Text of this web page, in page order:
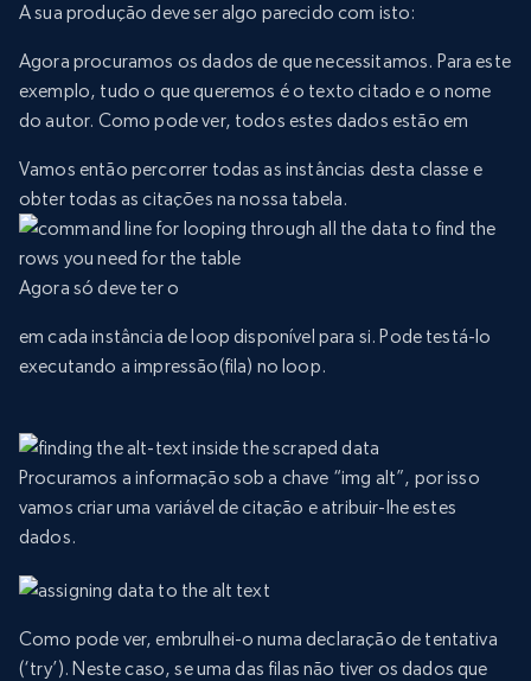
A sua produção deve ser algo parecido com isto:
Agora procuramos os dados de que necessitamos. Para este
exemplo, tudo o que queremos é o texto citado e o nome
do autor. Como pode ver, todos estes dados estão em
Vamos então percorrer todas as instâncias desta classe e
obter todas as citações na nossa tabela.
Agora só deve ter o
em cada instância de loop disponível para si. Pode testá-lo
executando a impressão(fila) no loop.
Procuramos a informação sob a chave “img alt”, por isso
vamos criar uma variável de citação e atribuir-lhe estes
dados.
Como pode ver, embrulhei-o numa declaração de tentativa
(‘try’). Neste caso, se uma das filas não tiver os dados que